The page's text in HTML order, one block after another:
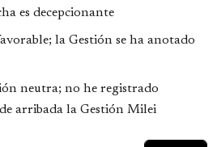
es decepcionante
la Gestión se ha anotado
neutra; no he registrado
arribada la Gestión Milei